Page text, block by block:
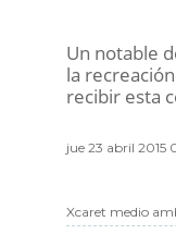
Un notable
la
recibir esta
jue 23 abril 2015
Xcaret medio